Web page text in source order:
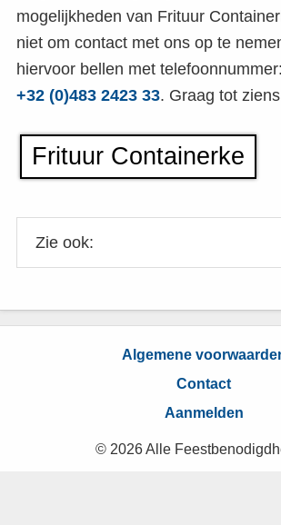
mogelijkheden van Frituur
niet om contact met ons op te
hiervoor bellen met telefoonnummer:
+32 (0)483 2423 33. Graag tot
Frituur Containerke
Algemene
Contact
Aanmelden
© 2026 Alle